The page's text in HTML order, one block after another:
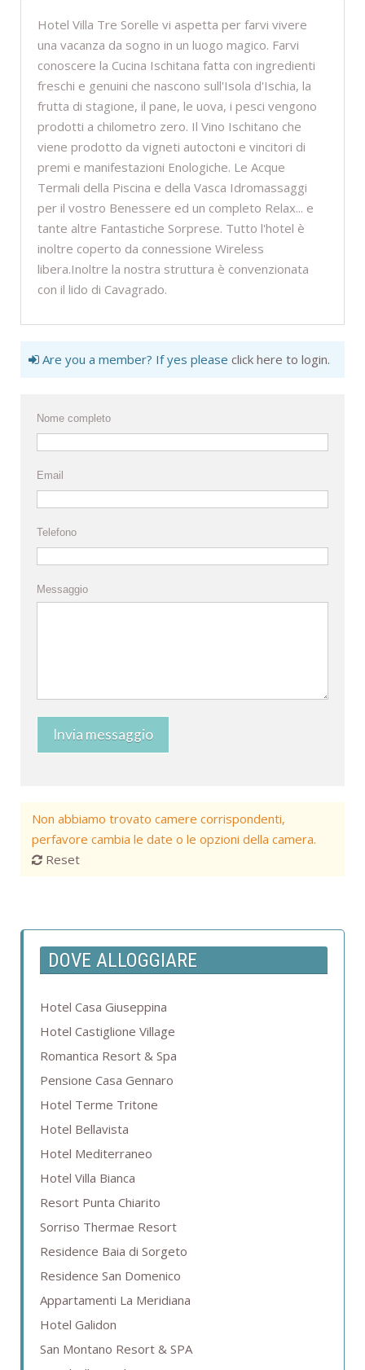
Hotel Villa Tre Sorelle vi aspetta per farvi vivere
una vacanza da sogno in un luogo magico. Farvi
conoscere la Cucina Ischitana fatta con ingredienti
freschi e genuini che nascono sull'Isola d'Ischia, la
frutta di stagione, il pane, le uova, i pesci vengono
prodotti a chilometro zero. Il Vino Ischitano che
viene prodotto da vigneti autoctoni e vincitori di
premi e manifestazioni Enologiche. Le Acque
Termali della Piscina e della Vasca Idromassaggi
per il vostro Benessere ed un completo Relax... e
tante altre Fantastiche Sorprese. Tutto l'hotel è
inoltre coperto da connessione Wireless
libera.Inoltre la nostra struttura è convenzionata
con il lido di Cavagrado.
Are you a member? If yes please click here to login.
Nome completo
Email
Telefono
Messaggio
Invia messaggio
Non abbiamo trovato camere corrispondenti,
perfavore cambia le date o le opzioni della camera.
Reset
DOVE ALLOGGIARE
Hotel Casa Giuseppina
Hotel Castiglione Village
Romantica Resort & Spa
Pensione Casa Gennaro
Hotel Terme Tritone
Hotel Bellavista
Hotel Mediterraneo
Hotel Villa Bianca
Resort Punta Chiarito
Sorriso Thermae Resort
Residence Baia di Sorgeto
Residence San Domenico
Appartamenti La Meridiana
Hotel Galidon
San Montano Resort & SPA